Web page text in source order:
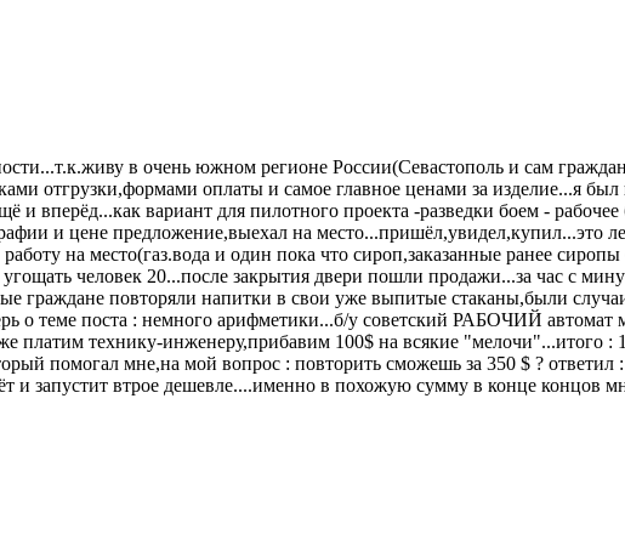
в очень южном регионе России(Севастополь и сам
отгрузки,формами оплаты и самое главное ценами за изделие...я был
вариант для пилотного проекта -разведки боем - рабочее
и цене предложение,выехал на место...пришёл,увидел,купил...это
на место(газ.вода и один пока что сироп,заказанные ранее сиропы
человек 20...после закрытия двери пошли продажи...за час с
граждане повторяли напитки в свои уже выпитые стаканы,были
о теме поста : немного арифметики...б/у советский РАБОЧИЙ
платим технику-инженеру,прибавим 100$ на всякие "мелочи"...итого
помогал мне,на мой вопрос : повторить сможешь за 350 $ ? ответил
и запустит втрое дешевле....именно в похожую сумму в конце концов